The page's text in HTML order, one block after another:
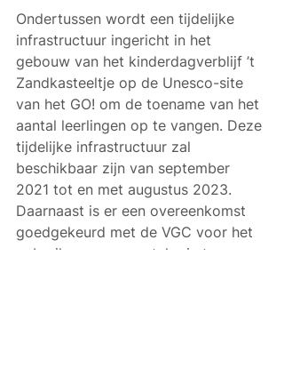
Ondertussen wordt een tijdelijke
infrastructuur ingericht in het
gebouw van het kinderdagverblijf ’t
Zandkasteeltje op de Unesco-site
van het GO! om de toename van het
aantal leerlingen op te vangen. Deze
tijdelijke infrastructuur zal
beschikbaar zijn van september
2021 tot en met augustus 2023.
Daarnaast is er een overeenkomst
goedgekeurd met de VGC voor het
gebruik van een aantal ruimten op